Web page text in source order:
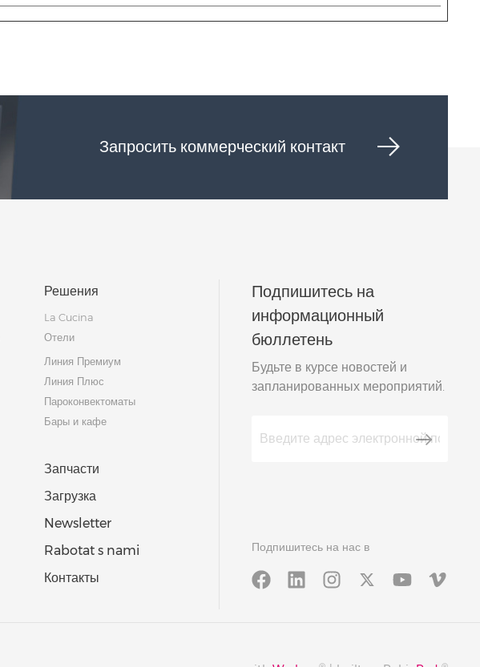
Запросить коммерческий контакт
Решения
La Cucina
Отели
Линия Премиум
Линия Плюс
Пароконвектоматы
Бары и кафе
Запчасти
Загрузка
Newsletter
Rabotat s nami
Контакты
Подпишитесь на
информационный
бюллетень
Будьте в курсе новостей и
запланированных мероприятий.
Подпишитесь на нас в